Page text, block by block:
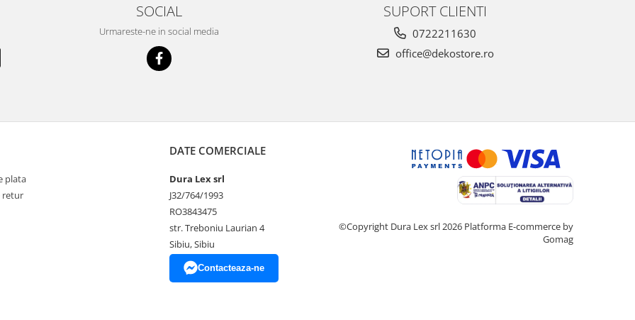
SOCIAL
Urmareste-ne in social media
SUPORT CLIENTI
0722211630
office@dekostore.ro
plata
retur
DATE COMERCIALE
Dura Lex srl
J32/764/1993
RO3843475
str. Treboniu Laurian 4
Sibiu, Sibiu
Contacteaza-ne
©Copyright Dura Lex srl 2026 Platforma E-commerce by
Gomag